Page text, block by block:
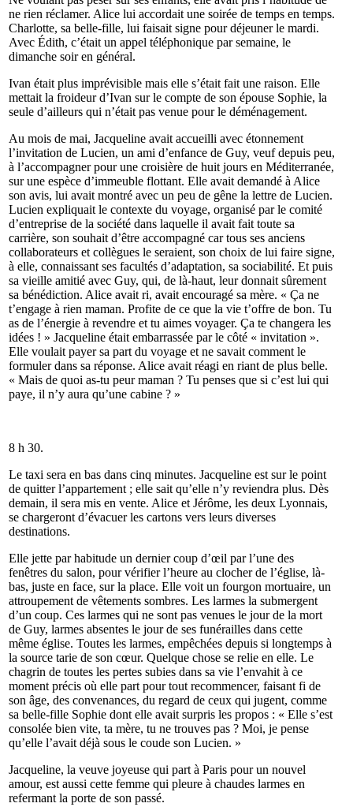
ne rien réclamer. Alice lui accordait une soirée de temps en temps.
Charlotte, sa belle-fille, lui faisait signe pour déjeuner le mardi.
Avec Édith, c’était un appel téléphonique par semaine, le
dimanche soir en général.
Ivan était plus imprévisible mais elle s’était fait une raison. Elle
mettait la froideur d’Ivan sur le compte de son épouse Sophie, la
seule d’ailleurs qui n’était pas venue pour le déménagement.
Au mois de mai, Jacqueline avait accueilli avec étonnement
l’invitation de Lucien, un ami d’enfance de Guy, veuf depuis peu,
à l’accompagner pour une croisière de huit jours en Méditerranée,
sur une espèce d’immeuble flottant. Elle avait demandé à Alice
son avis, lui avait montré avec un peu de gêne la lettre de Lucien.
Lucien expliquait le contexte du voyage, organisé par le comité
d’entreprise de la société dans laquelle il avait fait toute sa
carrière, son souhait d’être accompagné car tous ses anciens
collaborateurs et collègues le seraient, son choix de lui faire signe,
à elle, connaissant ses facultés d’adaptation, sa sociabilité. Et puis
sa vieille amitié avec Guy, qui, de là-haut, leur donnait sûrement
sa bénédiction. Alice avait ri, avait encouragé sa mère. « Ça ne
t’engage à rien maman. Profite de ce que la vie t’offre de bon. Tu
as de l’énergie à revendre et tu aimes voyager. Ça te changera les
idées ! » Jacqueline était embarrassée par le côté « invitation ».
Elle voulait payer sa part du voyage et ne savait comment le
formuler dans sa réponse. Alice avait réagi en riant de plus belle.
« Mais de quoi as-tu peur maman ? Tu penses que si c’est lui qui
paye, il n’y aura qu’une cabine ? »
8 h 30.
Le taxi sera en bas dans cinq minutes. Jacqueline est sur le point
de quitter l’appartement ; elle sait qu’elle n’y reviendra plus. Dès
demain, il sera mis en vente. Alice et Jérôme, les deux Lyonnais,
se chargeront d’évacuer les cartons vers leurs diverses
destinations.
Elle jette par habitude un dernier coup d’œil par l’une des
fenêtres du salon, pour vérifier l’heure au clocher de l’église, là-
bas, juste en face, sur la place. Elle voit un fourgon mortuaire, un
attroupement de vêtements sombres. Les larmes la submergent
d’un coup. Ces larmes qui ne sont pas venues le jour de la mort
de Guy, larmes absentes le jour de ses funérailles dans cette
même église. Toutes les larmes, empêchées depuis si longtemps à
la source tarie de son cœur. Quelque chose se relie en elle. Le
chagrin de toutes les pertes subies dans sa vie l’envahit à ce
moment précis où elle part pour tout recommencer, faisant fi de
son âge, des convenances, du regard de ceux qui jugent, comme
sa belle-fille Sophie dont elle avait surpris les propos : « Elle s’est
consolée bien vite, ta mère, tu ne trouves pas ? Moi, je pense
qu’elle l’avait déjà sous le coude son Lucien. »
Jacqueline, la veuve joyeuse qui part à Paris pour un nouvel
amour, est aussi cette femme qui pleure à chaudes larmes en
refermant la porte de son passé.